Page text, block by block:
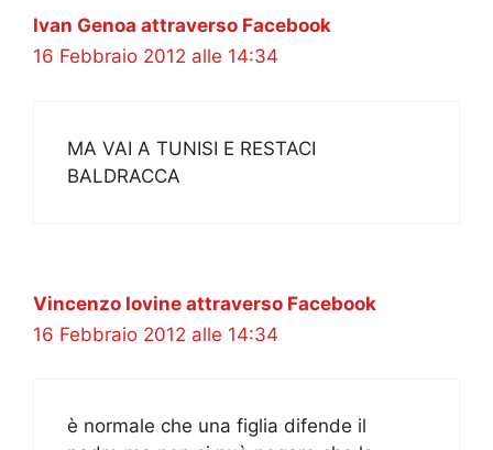
Ivan Genoa attraverso Facebook
16 Febbraio 2012 alle 14:34
MA VAI A TUNISI E RESTACI
BALDRACCA
Vincenzo Iovine attraverso Facebook
16 Febbraio 2012 alle 14:34
è normale che una figlia difende il